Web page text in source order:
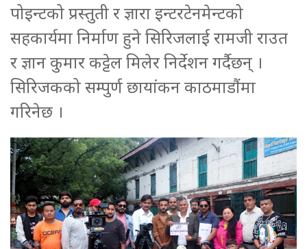
पोइन्टको प्रस्तुती र ज्ञारा इन्टरटेनमेन्टको
सहकार्यमा निर्माण हुने सिरिजलाई रामजी राउत
र ज्ञान कुमार कट्टेल मिलेर निर्देशन गर्दैछन् ।
सिरिजकको सम्पुर्ण छायांकन काठमाडौंमा
गरिनेछ ।